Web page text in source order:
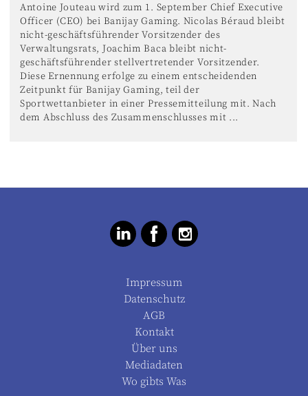
Antoine Jouteau wird zum 1. September Chief Executive
Officer (CEO) bei Banijay Gaming. Nicolas Béraud bleibt
nicht-geschäftsführender Vorsitzender des
Verwaltungsrats, Joachim Baca bleibt nicht-
geschäftsführender stellvertretender Vorsitzender.
Diese Ernennung erfolge zu einem entscheidenden
Zeitpunkt für Banijay Gaming, teil der
Sportwettanbieter in einer Pressemitteilung mit. Nach
dem Abschluss des Zusammenschlusses mit ...
Impressum
Datenschutz
AGB
Kontakt
Über uns
Mediadaten
Wo gibts Was